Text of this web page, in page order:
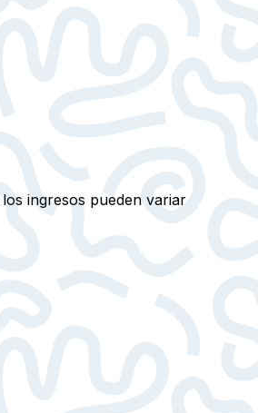
ingresos pueden variar